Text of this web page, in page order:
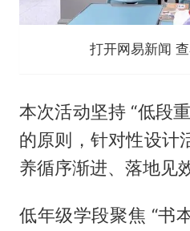
打开网易新闻
本次活动坚持 “低段
的原则，针对性设计
养循序渐进、落地见效
低年级学段聚焦 “书